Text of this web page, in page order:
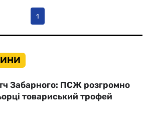
1
Забарного: ПСЖ розгромно
товариський трофей